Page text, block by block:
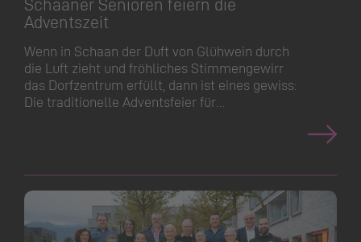
Adventszeit
Wenn in Schaan der Duft von Glühwein durch
die Luft zieht und fröhliches Stimmengewirr
das Dorfzentrum erfüllt, dann ist eines gewiss:
Die traditionelle Adventsfeier für…